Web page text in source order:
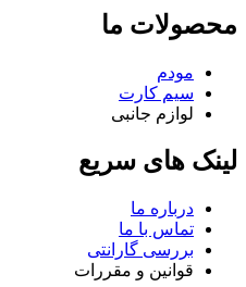
محصولات ما
مودم
سیم کارت
لوازم جانبی
لینک های سریع
درباره ما
تماس با ما
بررسی گارانتی
قوانین و مقررات